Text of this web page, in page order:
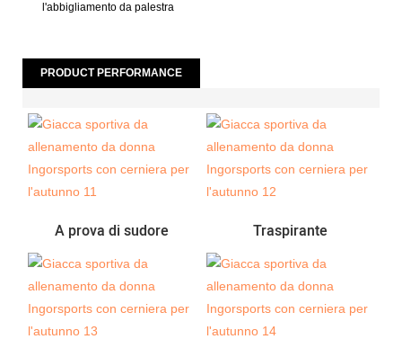
l'abbigliamento da palestra
PRODUCT PERFORMANCE
A prova di sudore Traspirante